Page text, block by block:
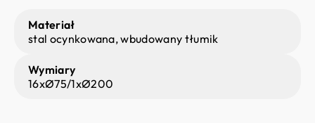
Materiał
stal ocynkowana, wbudowany tłumik
Wymiary
16xØ75/1xØ200